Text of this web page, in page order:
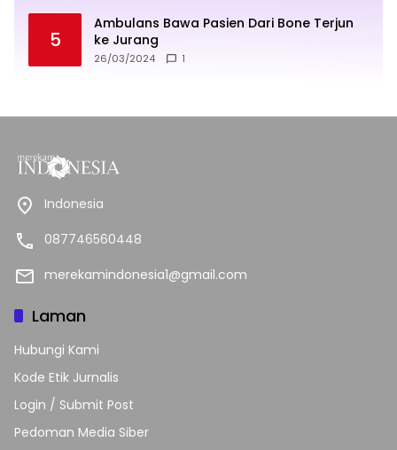
5
Ambulans Bawa Pasien Dari Bone Terjun
ke Jurang
26/03/2024 1
Indonesia
087746560448
merekamindonesia1@gmail.com
Laman
Hubungi Kami
Kode Etik Jurnalis
Login / Submit Post
Pedoman Media Siber